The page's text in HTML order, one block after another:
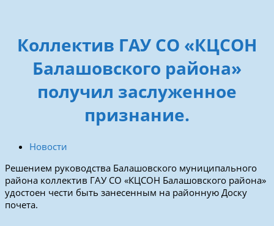
Коллектив ГАУ СО «КЦСОН
Балашовского района»
получил заслуженное
признание.
Новости
Решением руководства Балашовского муниципального
района коллектив ГАУ СО «КЦСОН Балашовского района»
удостоен чести быть занесенным на районную Доску
почета.